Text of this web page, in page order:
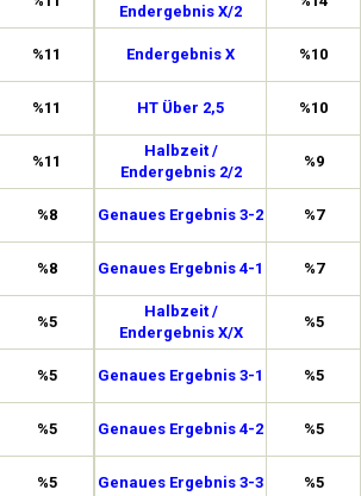
%11
%11
%11
%8
%8
%5
%5
%5
%5
Endergebnis X/2
Endergebnis X %10
HT Über 2,5 %10
Halbzeit /
Endergebnis 2/2
%9
Genaues Ergebnis 3-2 %7
Genaues Ergebnis 4-1 %7
Halbzeit /
Endergebnis X/X
%5
Genaues Ergebnis 3-1 %5
Genaues Ergebnis 4-2 %5
Genaues Ergebnis 3-3 %5